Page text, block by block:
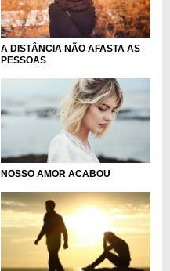
A DISTÂNCIA NÃO AFASTA AS
PESSOAS
NOSSO AMOR ACABOU